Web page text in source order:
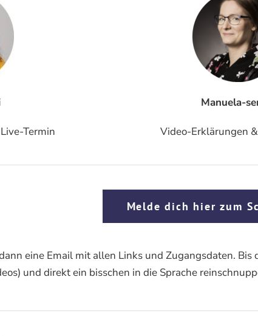
Termin
Manuela-
Video-Erklärungen
Melde dich hier zum
eine Email mit allen Links und Zugangsdaten.
und direkt ein bisschen in die Sprache